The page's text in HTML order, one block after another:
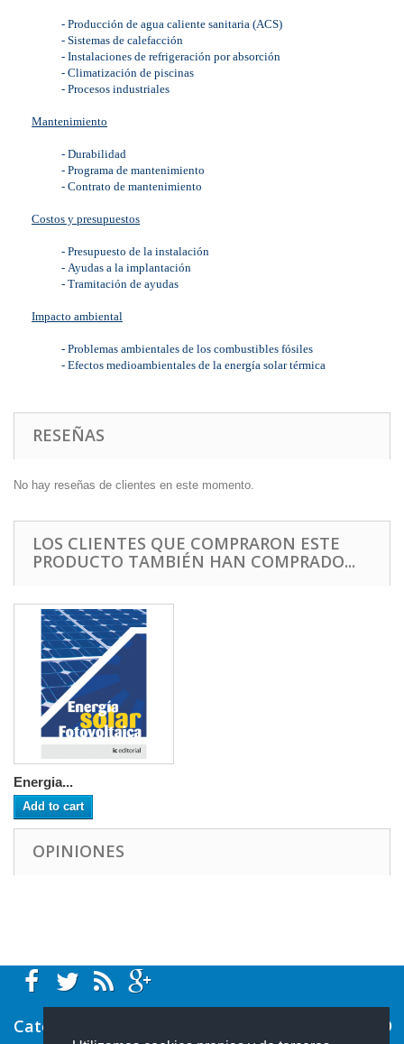
- Producción de agua caliente sanitaria (ACS)
- Sistemas de calefacción
- Instalaciones de refrigeración por absorción
- Climatización de piscinas
- Procesos industriales
Mantenimiento
- Durabilidad
- Programa de mantenimiento
- Contrato de mantenimiento
Costos y presupuestos
- Presupuesto de la instalación
- Ayudas a la implantación
- Tramitación de ayudas
Impacto ambiental
- Problemas ambientales de los combustibles fósiles
- Efectos medioambientales de la energía solar térmica
RESEÑAS
No hay reseñas de clientes en este momento.
LOS CLIENTES QUE COMPRARON ESTE
PRODUCTO TAMBIÉN HAN COMPRADO...
Energia...
Add to cart
OPINIONES
Categorías